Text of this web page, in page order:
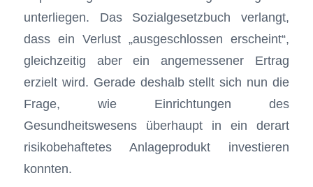
unterliegen. Das Sozialgesetzbuch verlangt,
dass ein Verlust „ausgeschlossen erscheint“,
gleichzeitig aber ein angemessener Ertrag
erzielt wird. Gerade deshalb stellt sich nun die
Frage, wie Einrichtungen des
Gesundheitswesens überhaupt in ein derart
risikobehaftetes Anlageprodukt investieren
konnten.